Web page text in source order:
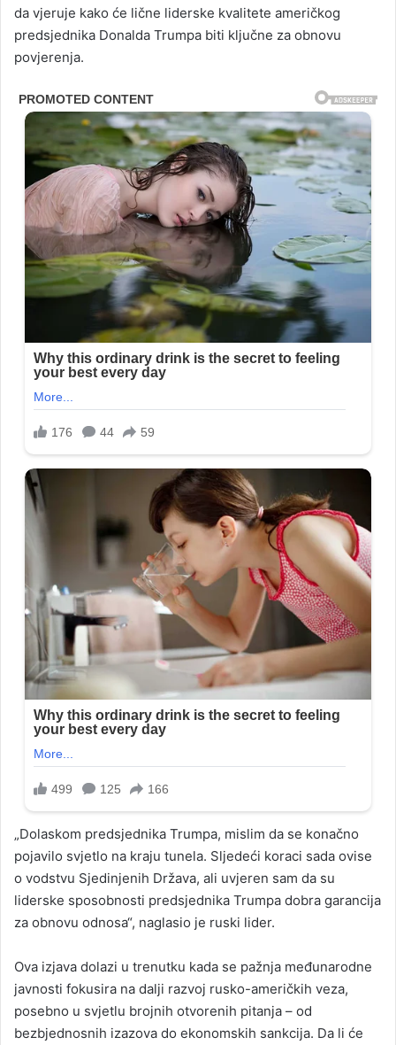
da vjeruje kako će lične liderske kvalitete američkog
predsjednika Donalda Trumpa biti ključne za obnovu
povjerenja.
„Dolaskom predsjednika Trumpa, mislim da se konačno
pojavilo svjetlo na kraju tunela. Sljedeći koraci sada ovise
o vodstvu Sjedinjenih Država, ali uvjeren sam da su
liderske sposobnosti predsjednika Trumpa dobra garancija
za obnovu odnosa“, naglasio je ruski lider.
Ova izjava dolazi u trenutku kada se pažnja međunarodne
javnosti fokusira na dalji razvoj rusko-američkih veza,
posebno u svjetlu brojnih otvorenih pitanja – od
bezbjednosnih izazova do ekonomskih sankcija. Da li će